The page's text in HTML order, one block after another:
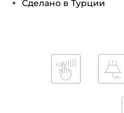
Сделано в Турции